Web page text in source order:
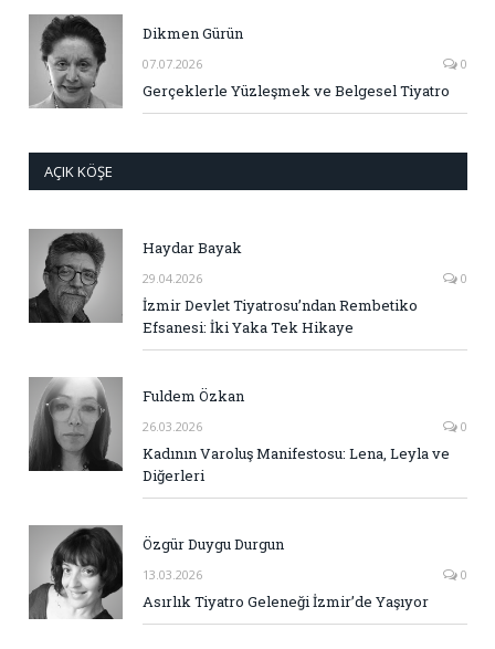
Dikmen Gürün
07.07.2026 0
Gerçeklerle Yüzleşmek ve Belgesel Tiyatro
AÇIK KÖŞE
Haydar Bayak
29.04.2026 0
İzmir Devlet Tiyatrosu’ndan Rembetiko
Efsanesi: İki Yaka Tek Hikaye
Fuldem Özkan
26.03.2026 0
Kadının Varoluş Manifestosu: Lena, Leyla ve
Diğerleri
Özgür Duygu Durgun
13.03.2026 0
Asırlık Tiyatro Geleneği İzmir’de Yaşıyor